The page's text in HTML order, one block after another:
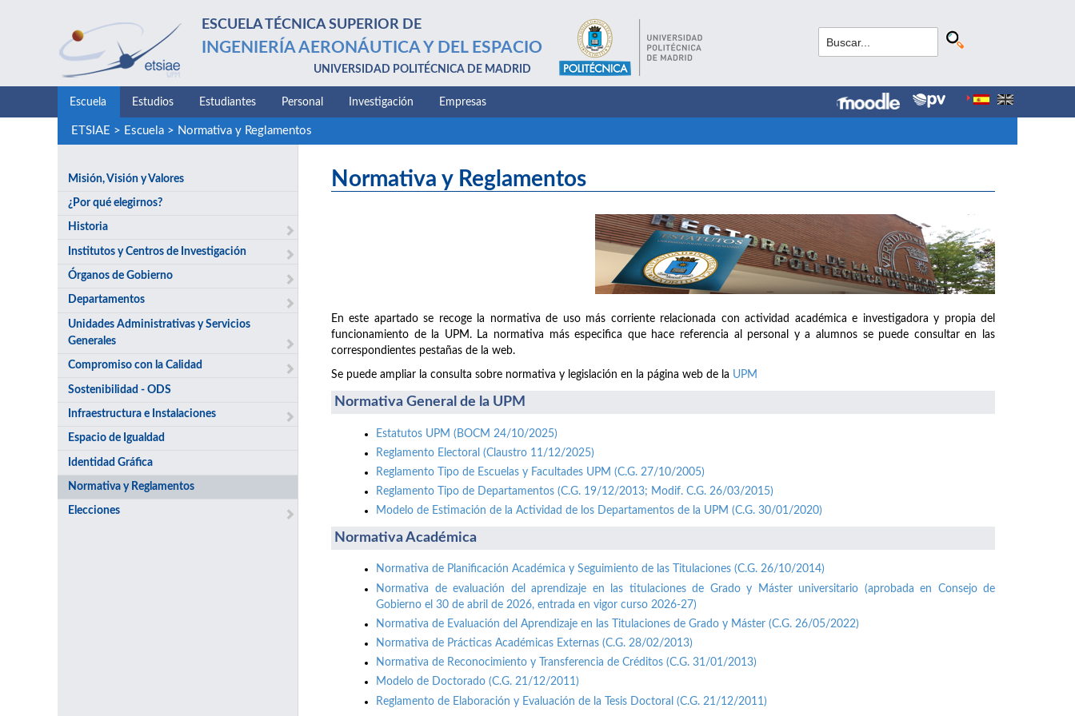
ESCUELA TÉCNICA SUPERIOR DE
INGENIERÍA AERONÁUTICA Y DEL ESPACIO
UNIVERSIDAD POLITÉCNICA DE MADRID
Escuela Estudios Estudiantes Personal Investigación Empresas
ETSIAE > Escuela> Normativa y Reglamentos
Misión, Visión y Valores
¿Por qué elegirnos?
Historia
Institutos y Centros de Investigación
Órganos de Gobierno
Departamentos
Unidades Administrativas y Servicios
Generales
Compromiso con la Calidad
Sostenibilidad - ODS
Infraestructura e Instalaciones
Espacio de Igualdad
Identidad Gráfica
Normativa y Reglamentos
Elecciones
Normativa y Reglamentos
En este apartado se recoge la normativa de uso más corriente relacionada con actividad académica e investigadora y propia del
funcionamiento de la UPM. La normativa más especifica que hace referencia al personal y a alumnos se puede consultar en las
correspondientes pestañas de la web.
Se puede ampliar la consulta sobre normativa y legislación en la página web de la UPM
Normativa General de la UPM
Estatutos UPM (BOCM 24/10/2025)
Reglamento Electoral (Claustro 11/12/2025)
Reglamento Tipo de Escuelas y Facultades UPM (C.G. 27/10/2005)
Reglamento Tipo de Departamentos (C.G. 19/12/2013; Modif. C.G. 26/03/2015)
Modelo de Estimación de la Actividad de los Departamentos de la UPM (C.G. 30/01/2020)
Normativa Académica
Normativa de Planificación Académica y Seguimiento de las Titulaciones (C.G. 26/10/2014)
Normativa de evaluación del aprendizaje en las titulaciones de Grado y Máster universitario (aprobada en Consejo de
Gobierno el 30 de abril de 2026, entrada en vigor curso 2026-27)
Normativa de Evaluación del Aprendizaje en las Titulaciones de Grado y Máster (C.G. 26/05/2022)
Normativa de Prácticas Académicas Externas (C.G. 28/02/2013)
Normativa de Reconocimiento y Transferencia de Créditos (C.G. 31/01/2013)
Modelo de Doctorado (C.G. 21/12/2011)
Reglamento de Elaboración y Evaluación de la Tesis Doctoral (C.G. 21/12/2011)